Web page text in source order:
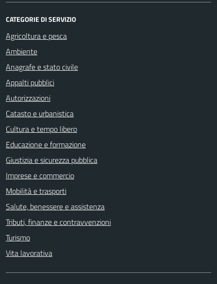
CATEGORIE DI SERVIZIO
Agricoltura e pesca
Ambiente
Anagrafe e stato civile
Appalti pubblici
Autorizzazioni
Catasto e urbanistica
Cultura e tempo libero
Educazione e formazione
Giustizia e sicurezza pubblica
Imprese e commercio
Mobilità e trasporti
Salute, benessere e assistenza
Tributi, finanze e contravvenzioni
Turismo
Vita lavorativa